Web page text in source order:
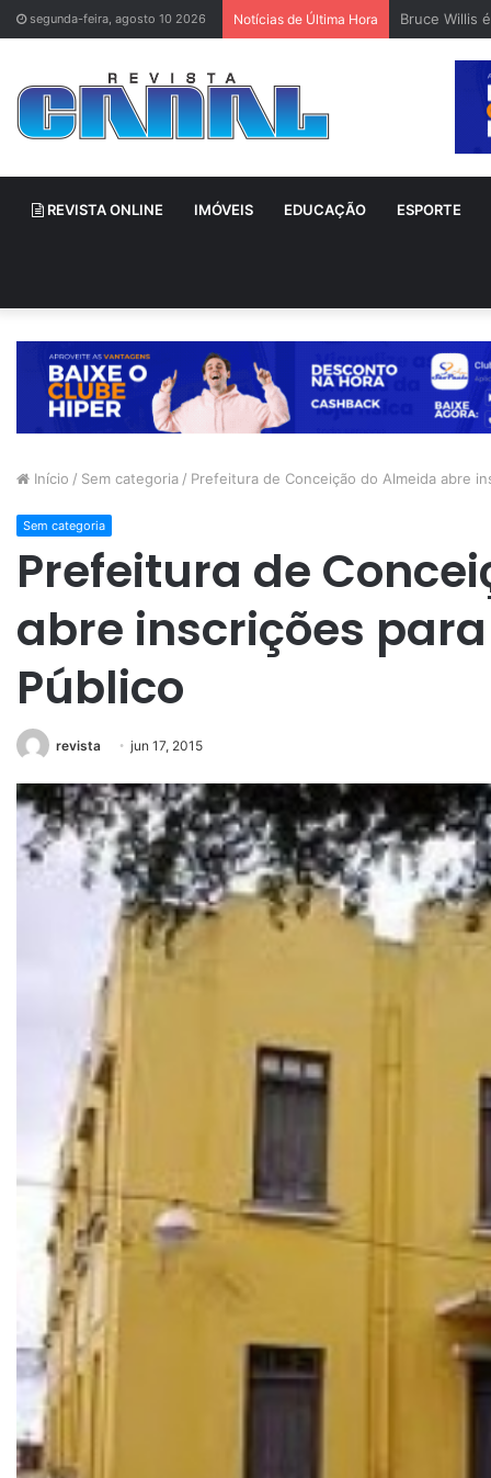
segunda-feira, agosto 10 2026 Notícias de Última Hora Bruce Willis
REVISTA ONLINE IMÓVEIS EDUCAÇÃO ESPORTE
Início / Sem categoria / Prefeitura de Conceição do Almeida abre
Sem categoria
Prefeitura de
abre inscrições
Público
revista jun 17, 2015